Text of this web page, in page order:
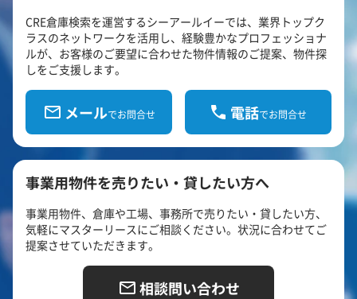
CRE倉庫検索を運営するシーアールイーでは、業界トップク
ラスのネットワークを活用し、経験豊かなプロフェッショナ
ルが、お客様のご要望に合わせた物件情報のご提案、物件探
しをご支援します。
メールでお問合せ 電話でお問合せ
事業用物件を売りたい・貸したい方へ
事業用物件、倉庫や工場、事務所で売りたい・貸したい方、
気軽にマスターリースにご相談ください。状況に合わせてご
提案させていただきます。
相談問い合わせ